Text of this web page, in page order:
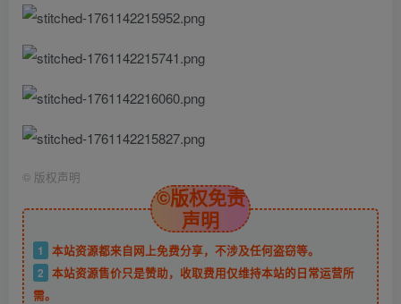
© 版权声明
©版权免责
声明
1
本站资源都来自网上免费分享，不涉及任何盗窃等。
2 本站资源售价只是赞助，收取费用仅维持本站的日常运营所
需。